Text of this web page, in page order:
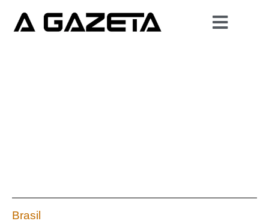
Brasil